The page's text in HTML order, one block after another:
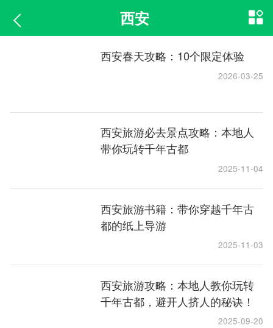
西安
西安春天攻略：10个限定体验
2026-03-25
西安旅游必去景点攻略：本地人
带你玩转千年古都
2025-11-04
西安旅游书籍：带你穿越千年古
都的纸上导游
2025-11-03
西安旅游攻略：本地人教你玩转
千年古都，避开人挤人的秘诀！
2025-09-20